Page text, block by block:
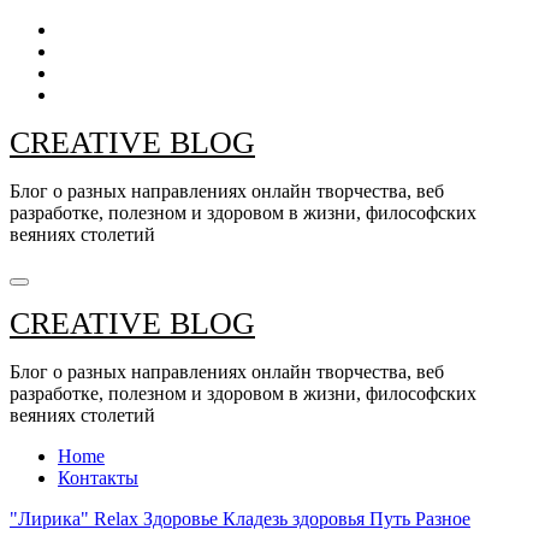
Перейти
содержанию
CREATIVE BLOG
Блог о разных направлениях онлайн творчества, веб
разработке, полезном и здоровом в жизни, философских
веяниях столетий
CREATIVE BLOG
Блог о разных направлениях онлайн творчества, веб
разработке, полезном и здоровом в жизни, философских
веяниях столетий
Home
Контакты
"Лирика" Relax Здоровье Кладезь здоровья Путь Разное